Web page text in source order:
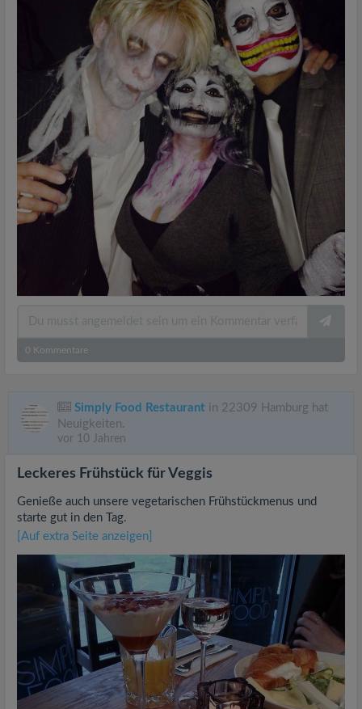
0 Kommentare
Simply Food Restaurant in 22309 Hamburg hat
Neuigkeiten.
vor 10 Jahren
Leckeres Frühstück für Veggis
Genieße auch unsere vegetarischen Frühstückmenus und
starte gut in den Tag.
[Auf extra Seite anzeigen]